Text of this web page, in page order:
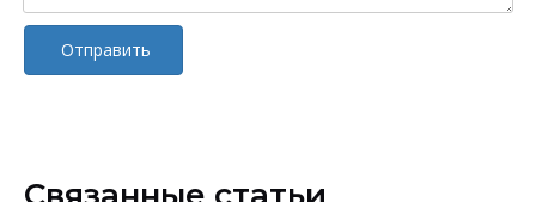
Отправить